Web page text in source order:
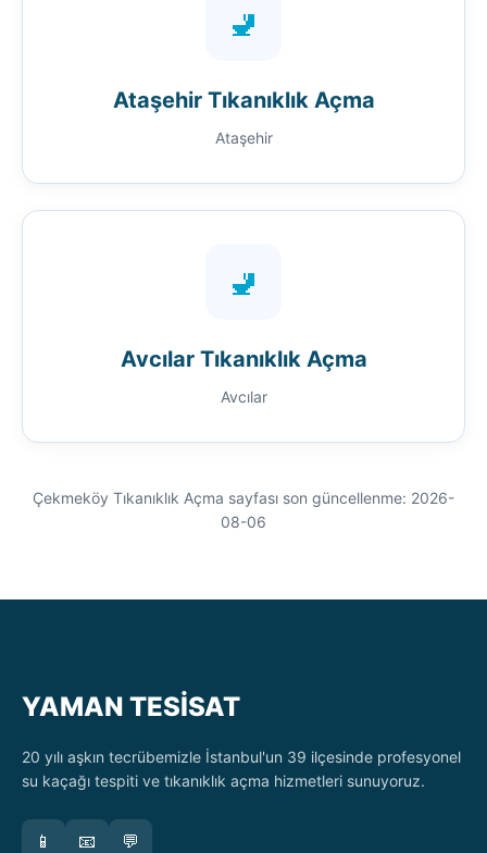
🚽
Ataşehir Tıkanıklık Açma
Ataşehir
🚽
Avcılar Tıkanıklık Açma
Avcılar
Çekmeköy Tıkanıklık Açma sayfası son güncellenme: 2026-
08-06
YAMAN TESİSAT
20 yılı aşkın tecrübemizle İstanbul'un 39 ilçesinde profesyonel
su kaçağı tespiti ve tıkanıklık açma hizmetleri sunuyoruz.
📱 📧 💬